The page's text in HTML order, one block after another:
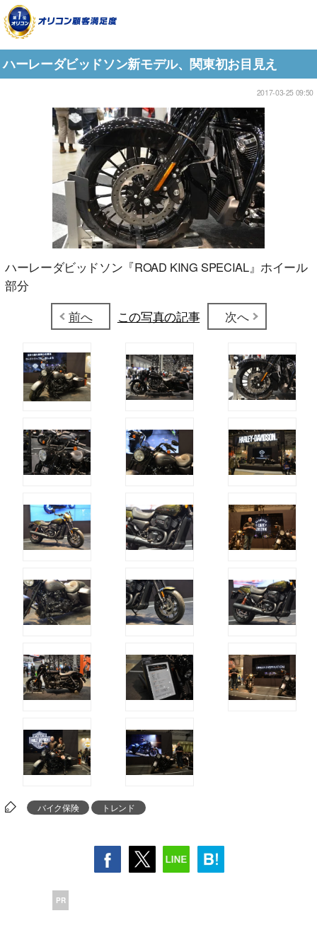
ハーレーダビッドソン新モデル、関東初お目見え
2017-03-25 09:50
ハーレーダビッドソン『ROAD KING SPECIAL』ホイール
部分
前へ
この写真の記事 次へ
バイク保険 トレンド
PR